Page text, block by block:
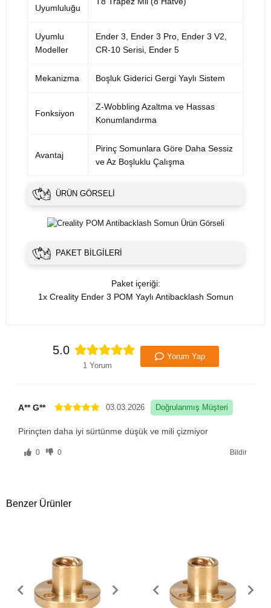
Uyumluluğu
Uyumlu
Modeller
Ender 3, Ender 3 Pro, Ender 3 V2,
CR-10 Serisi, Ender 5
Mekanizma Boşluk Giderici Gergi Yaylı Sistem
Fonksiyon
Z-Wobbling Azaltma ve Hassas
Konumlandırma
Avantaj
Pirinç Somunlara Göre Daha Sessiz
ve Az Boşluklu Çalışma
ÜRÜN GÖRSELI
PAKET BILGILERI
Paket içeriği:
1x Creality Ender 3 POM Yaylı Antibacklash Somun
5.0
1 Yorum
Yorum Yap
A** G** 03.03.2026 Doğrulanmış Müşteri
Pirinçten daha iyi sürtünme düşük ve mili çizmiyor
0 0 Bildir
Benzer Ürünler